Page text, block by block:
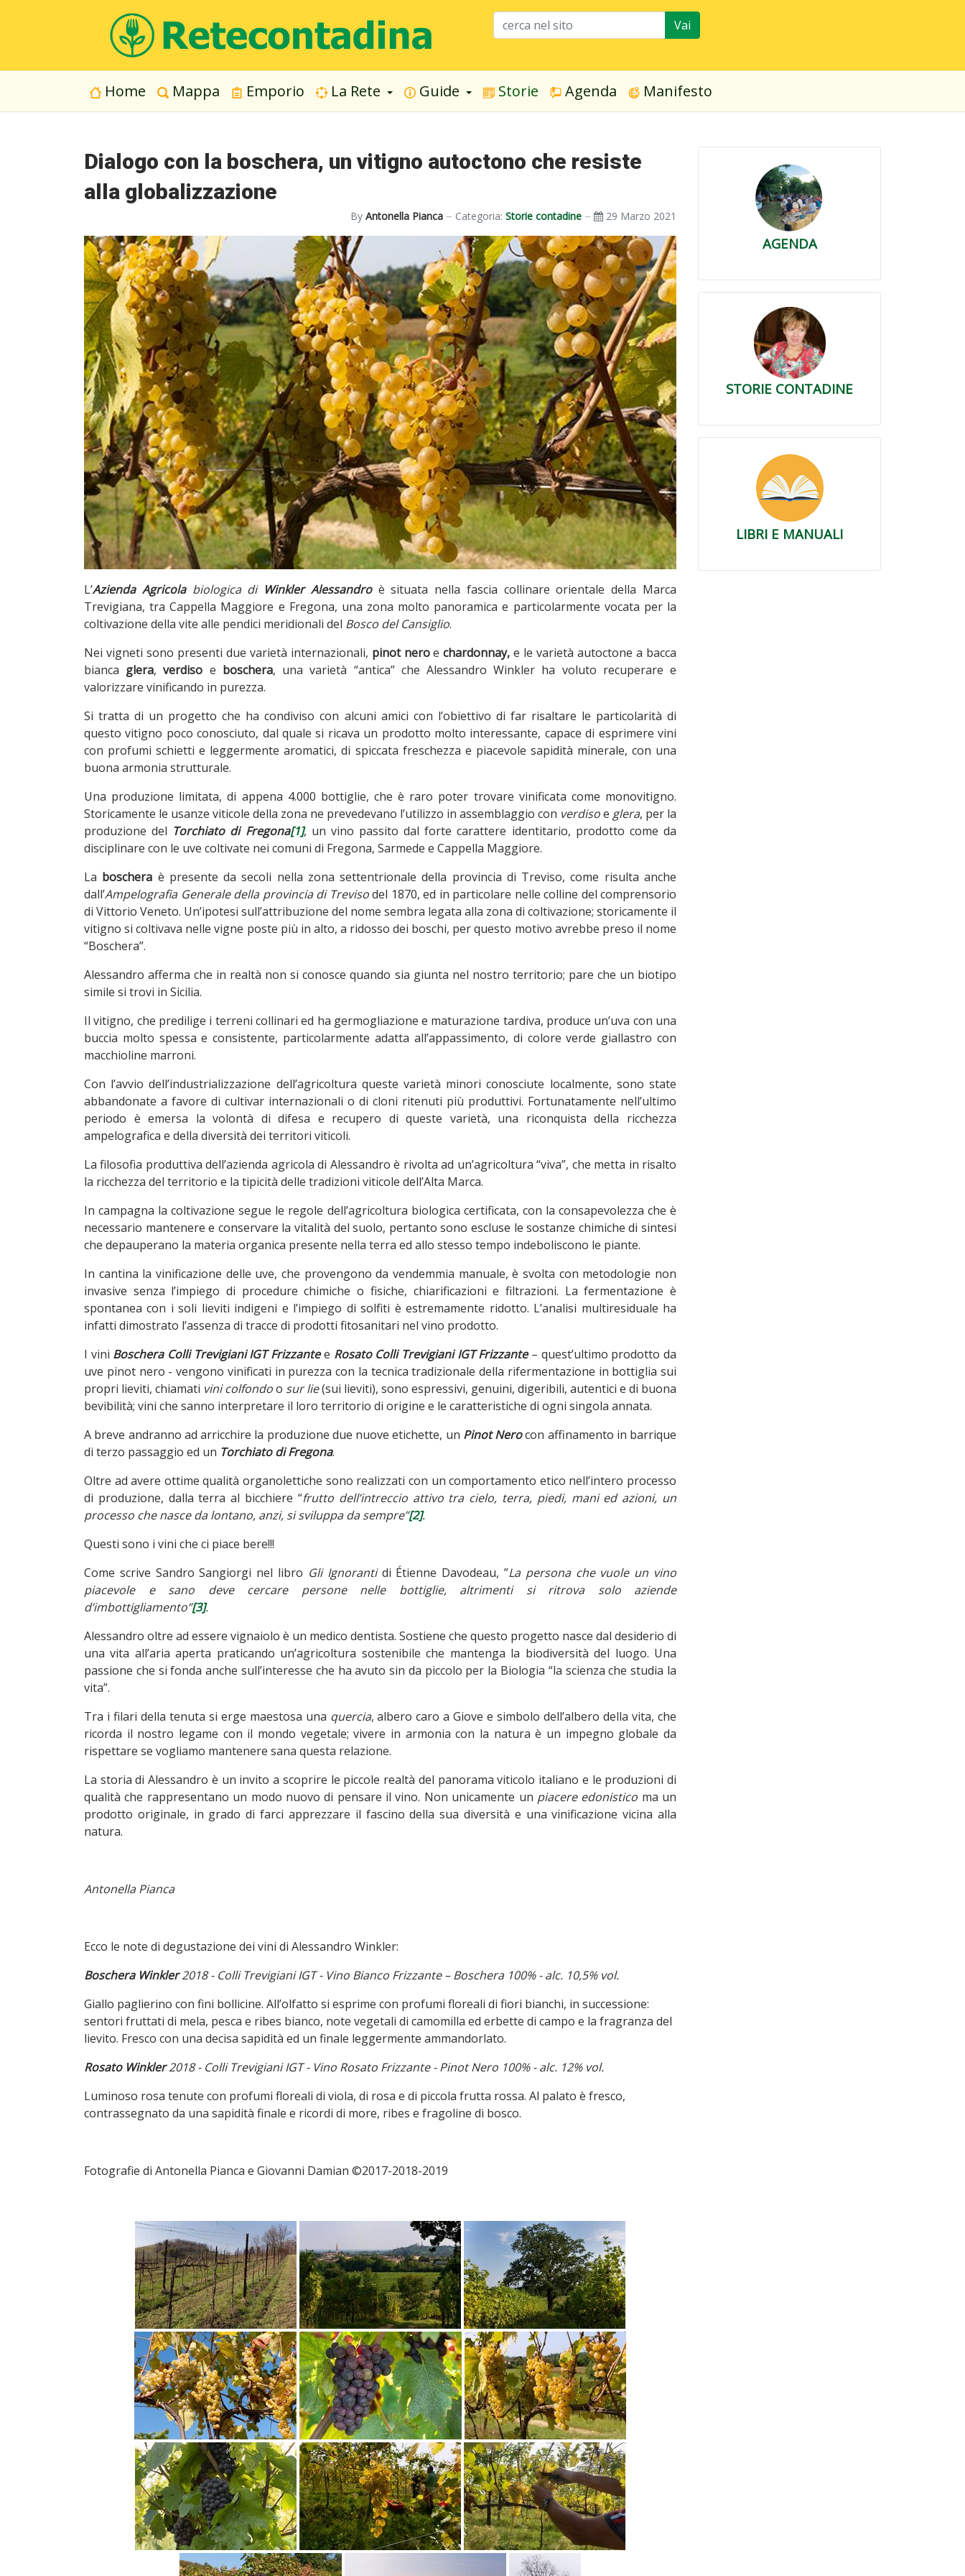
Vai
Home Mappa Emporio La Rete Guide Storie Agenda Manifesto
Dialogo con la boschera, un vitigno autoctono che resiste
alla globalizzazione
By Antonella Pianca Categoria: Storie contadine 29 Marzo 2021
L’Azienda Agricola biologica di Winkler Alessandroè situata nella fascia collinare orientale della Marca
Trevigiana, tra Cappella Maggiore e Fregona, una zona molto panoramica e particolarmente vocata per la
coltivazione della vite alle pendici meridionali del Bosco del Cansiglio.
Nei vigneti sono presenti due varietà internazionali, pinot neroechardonnay, e le varietà autoctone a bacca
bianca glera,verdiso e boschera, una varietà “antica” che Alessandro Winkler ha voluto recuperare e
valorizzare vinificando in purezza.
Si tratta di un progetto che ha condiviso con alcuni amici con l’obiettivo di far risaltare le particolarità di
questo vitigno poco conosciuto, dal quale si ricava un prodotto molto interessante, capace di esprimere vini
con profumi schietti e leggermente aromatici, di spiccata freschezza e piacevole sapidità minerale, con una
buona armonia strutturale.
Una produzione limitata, di appena 4.000 bottiglie, che è raro poter trovare vinificata come monovitigno.
Storicamente le usanze viticole della zona ne prevedevano l’utilizzo in assemblaggio con verdisoe glera, per la
produzione del Torchiato di Fregona[1], un vino passito dal forte carattere identitario, prodotto come da
disciplinare con le uve coltivate nei comuni di Fregona, Sarmede e Cappella Maggiore.
La boschera è presente da secoli nella zona settentrionale della provincia di Treviso, come risulta anche
dall’Ampelografia Generale della provincia di Trevisodel 1870, ed in particolare nelle colline del comprensorio
di Vittorio Veneto. Un’ipotesi sull’attribuzione del nome sembra legata alla zona di coltivazione; storicamente il
vitigno si coltivava nelle vigne poste più in alto, a ridosso dei boschi, per questo motivo avrebbe preso il nome
“Boschera”.
Alessandro afferma che in realtà non si conosce quando sia giunta nel nostro territorio; pare che un biotipo
simile si trovi in Sicilia.
Il vitigno, che predilige i terreni collinari ed ha germogliazione e maturazione tardiva, produce un’uva con una
buccia molto spessa e consistente, particolarmente adatta all’appassimento, di colore verde giallastro con
macchioline marroni.
Con l’avvio dell’industrializzazione dell’agricoltura queste varietà minori conosciute localmente, sono state
abbandonate a favore di cultivar internazionali o di cloni ritenuti più produttivi. Fortunatamente nell’ultimo
periodo è emersa la volontà di difesa e recupero di queste varietà, una riconquista della ricchezza
ampelografica e della diversità dei territori viticoli.
La filosofia produttiva dell’azienda agricola di Alessandro è rivolta ad un’agricoltura “viva”, che metta in risalto
la ricchezza del territorio e la tipicità delle tradizioni viticole dell’Alta Marca.
In campagna la coltivazione segue le regole dell’agricoltura biologica certificata, con la consapevolezza che è
necessario mantenere e conservare la vitalità del suolo, pertanto sono escluse le sostanze chimiche di sintesi
che depauperano la materia organica presente nella terra ed allo stesso tempo indeboliscono le piante.
In cantina la vinificazione delle uve, che provengono da vendemmia manuale, è svolta con metodologie non
invasive senza l’impiego di procedure chimiche o fisiche, chiarificazioni e filtrazioni. La fermentazione è
spontanea con i soli lieviti indigeni e l’impiego di solfiti è estremamente ridotto. L’analisi multiresiduale ha
infatti dimostrato l’assenza di tracce di prodotti fitosanitari nel vino prodotto.
I vini Boschera Colli Trevigiani IGT Frizzantee Rosato Colli Trevigiani IGT Frizzante– quest’ultimo prodotto da
uve pinot nero - vengono vinificati in purezza con la tecnica tradizionale della rifermentazione in bottiglia sui
propri lieviti, chiamati vini colfondoo sur lie(sui lieviti), sono espressivi, genuini, digeribili, autentici e di buona
bevibilità; vini che sanno interpretare il loro territorio di origine e le caratteristiche di ogni singola annata.
A breve andranno ad arricchire la produzione due nuove etichette, un Pinot Nerocon affinamento in barrique
di terzo passaggio ed un Torchiato di Fregona.
Oltre ad avere ottime qualità organolettiche sono realizzati con un comportamento etico nell’intero processo
di produzione, dalla terra al bicchiere “frutto dell’intreccio attivo tra cielo, terra, piedi, mani ed azioni, un
processo che nasce da lontano, anzi, si sviluppa da sempre”[2].
Questi sono i vini che ci piace bere!!!
Come scrive Sandro Sangiorgi nel libro Gli Ignorantidi Étienne Davodeau, ”La persona che vuole un vino
piacevole e sano deve cercare persone nelle bottiglie, altrimenti si ritrova solo aziende
d’imbottigliamento”[3].
Alessandro oltre ad essere vignaiolo è un medico dentista. Sostiene che questo progetto nasce dal desiderio di
una vita all’aria aperta praticando un’agricoltura sostenibile che mantenga la biodiversità del luogo. Una
passione che si fonda anche sull’interesse che ha avuto sin da piccolo per la Biologia “la scienza che studia la
vita”.
Tra i filari della tenuta si erge maestosa una quercia, albero caro a Giove e simbolo dell’albero della vita, che
ricorda il nostro legame con il mondo vegetale; vivere in armonia con la natura è un impegno globale da
rispettare se vogliamo mantenere sana questa relazione.
La storia di Alessandro è un invito a scoprire le piccole realtà del panorama viticolo italiano e le produzioni di
qualità che rappresentano un modo nuovo di pensare il vino. Non unicamente un piacere edonistico ma un
prodotto originale, in grado di farci apprezzare il fascino della sua diversità e una vinificazione vicina alla
natura.
Antonella Pianca
Ecco le note di degustazione dei vini di Alessandro Winkler:
Boschera Winkler2018 - Colli Trevigiani IGT - Vino Bianco Frizzante – Boschera 100% - alc. 10,5% vol.
Giallo paglierino con fini bollicine. All’olfatto si esprime con profumi floreali di fiori bianchi, in successione:
sentori fruttati di mela, pesca e ribes bianco, note vegetali di camomilla ed erbette di campo e la fragranza del
lievito. Fresco con una decisa sapidità ed un finale leggermente ammandorlato.
Rosato Winkler2018 - Colli Trevigiani IGT - Vino Rosato Frizzante - Pinot Nero 100% - alc. 12% vol.
Luminoso rosa tenute con profumi floreali di viola, di rosa e di piccola frutta rossa. Al palato è fresco,
contrassegnato da una sapidità finale e ricordi di more, ribes e fragoline di bosco.
Fotografie di Antonella Pianca e Giovanni Damian ©2017-2018-2019
AGENDA
STORIE CONTADINE
LIBRI E MANUALI